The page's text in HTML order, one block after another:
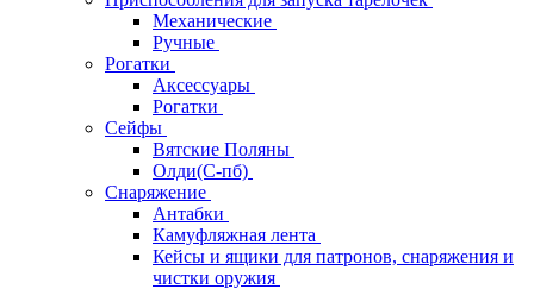
Механические
Ручные
Рогатки
Аксессуары
Рогатки
Сейфы
Вятские Поляны
Олди(С-пб)
Снаряжение
Антабки
Камуфляжная лента
Кейсы и ящики для патронов, снаряжения и
чистки оружия